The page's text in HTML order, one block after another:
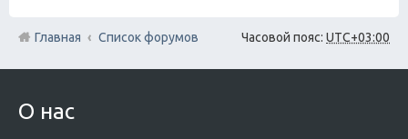
Часовой пояс: UTC+03:00
Главная Список форумов
О нас